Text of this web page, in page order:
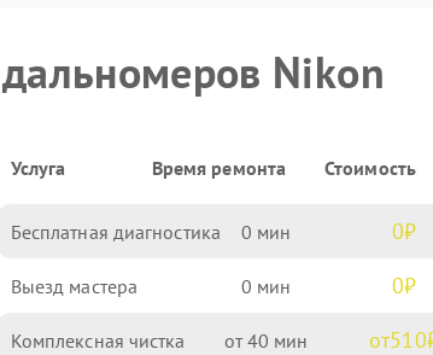
Nikon
Услуга Время ремонта Стоимость
Бесплатная диагностика 0 0
Выезд мастера 0 0
Комплексная чистка 40 510